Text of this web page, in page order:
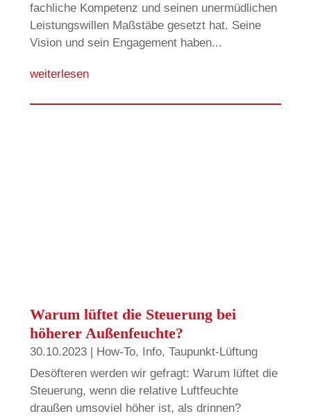
fachliche Kompetenz und seinen unermüdlichen
Leistungswillen Maßstäbe gesetzt hat. Seine
Vision und sein Engagement haben...
weiterlesen
Warum lüftet die Steuerung bei
höherer Außenfeuchte?
30.10.2023| How-To, Info, Taupunkt-Lüftung
Desöfteren werden wir gefragt: Warum lüftet die
Steuerung, wenn die relative Luftfeuchte
draußen umsoviel höher ist, als drinnen?